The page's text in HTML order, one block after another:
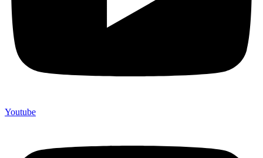
Youtube